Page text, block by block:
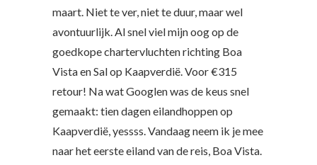
maart. Niet te ver, niet te duur, maar wel
avontuurlijk. Al snel viel mijn oog op de
goedkope chartervluchten richting Boa
Vista en Sal op Kaapverdië. Voor €315
retour! Na wat Googlen was de keus snel
gemaakt: tien dagen eilandhoppen op
Kaapverdië, yessss. Vandaag neem ik je mee
naar het eerste eiland van de reis, Boa Vista.